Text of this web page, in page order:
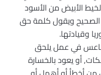
الأبيض من الأسود
الصحيح ويقول كلمة حق
وقيادتها.
في عمل يلحق
أو يعود بالخسارة